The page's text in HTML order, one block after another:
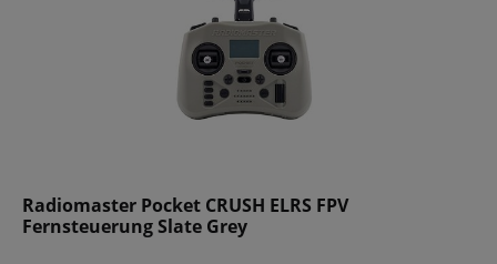
Radiomaster Pocket CRUSH ELRS FPV
Fernsteuerung Slate Grey